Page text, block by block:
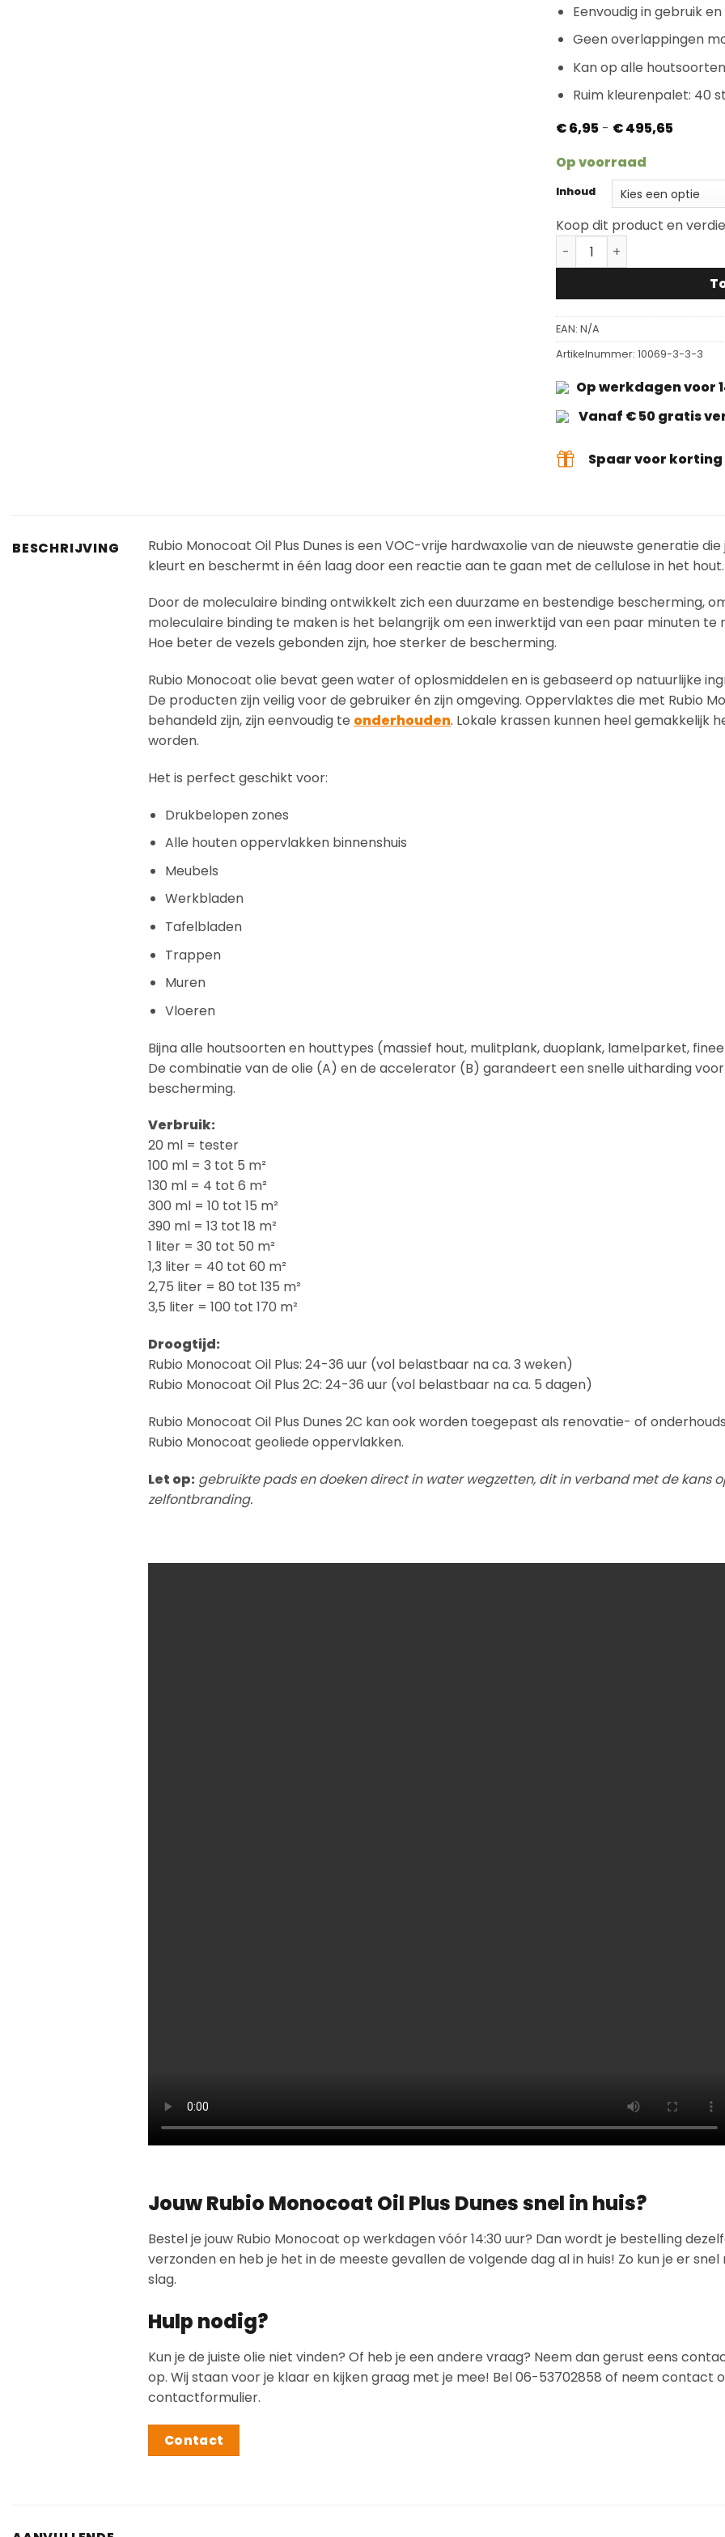
Eenvoudig in gebruik
Geen overlappingen
Kan op alle
Ruim kleurenpalet: 40
€6,95 - €495,65
Op voorraad
Inhoud
Koop dit product en
Rubio Monocoat Oil Plus
EAN: N/A
Artikelnummer: 10069-3-3-3
Op werkdagen voor
Vanaf € 50 gratis
Spaar voor
BESCHRIJVING
Rubio Monocoat Oil Plus Dunes is een VOC-vrije hardwaxolie van de nieuwste generatie die
kleurt en beschermt in één laag door een reactie aan te gaan met de cellulose in het hout.
Door de moleculaire binding ontwikkelt zich een duurzame en bestendige bescherming,
moleculaire binding te maken is het belangrijk om een inwerktijd van een paar minuten te
Hoe beter de vezels gebonden zijn, hoe sterker de bescherming.
Rubio Monocoat olie bevat geen water of oplosmiddelen en is gebaseerd op natuurlijke
De producten zijn veilig voor de gebruiker én zijn omgeving. Oppervlaktes die met Rubio
behandeld zijn, zijn eenvoudig te onderhouden. Lokale krassen kunnen heel gemakkelijk
worden.
Het is perfect geschikt voor:
Drukbelopen zones
Alle houten oppervlakken binnenshuis
Meubels
Werkbladen
Tafelbladen
Trappen
Muren
Vloeren
Bijna alle houtsoorten en houttypes (massief hout, mulitplank, duoplank, lamelparket,
De combinatie van de olie (A) en de accelerator (B) garandeert een snelle uitharding
bescherming.
Verbruik:
20 ml = tester
100 ml = 3 tot 5 m²
130 ml = 4 tot 6 m²
300 ml = 10 tot 15 m²
390 ml = 13 tot 18 m²
1 liter = 30 tot 50 m²
1,3 liter = 40 tot 60 m²
2,75 liter = 80 tot 135 m²
3,5 liter = 100 tot 170 m²
Droogtijd:
Rubio Monocoat Oil Plus: 24-36 uur (vol belastbaar na ca. 3 weken)
Rubio Monocoat Oil Plus 2C: 24-36 uur (vol belastbaar na ca. 5 dagen)
Rubio Monocoat Oil Plus Dunes 2C kan ook worden toegepast als renovatie- of
Rubio Monocoat geoliede oppervlakken.
Let op: gebruikte pads en doeken direct in water wegzetten, dit in verband met de kans
zelfontbranding.
Jouw Rubio Monocoat Oil Plus Dunes snel in huis?
Bestel je jouw Rubio Monocoat op werkdagen vóór 14:30 uur? Dan wordt je bestelling
verzonden en heb je het in de meeste gevallen de volgende dag al in huis! Zo kun je er snel
slag.
Hulp nodig?
Kun je de juiste olie niet vinden? Of heb je een andere vraag? Neem dan gerust eens
op. Wij staan voor je klaar en kijken graag met je mee! Bel 06-53702858 of neem contact
contactformulier.
Contact